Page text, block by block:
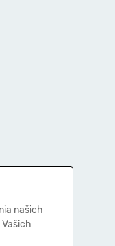
našich